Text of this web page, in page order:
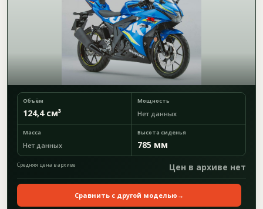
Объём
124,4 см³
Мощность
Нет данных
Масса
Нет данных
Высота сиденья
785 мм
Средняя цена в архиве Цен в архиве нет
Сравнить с другой моделью →